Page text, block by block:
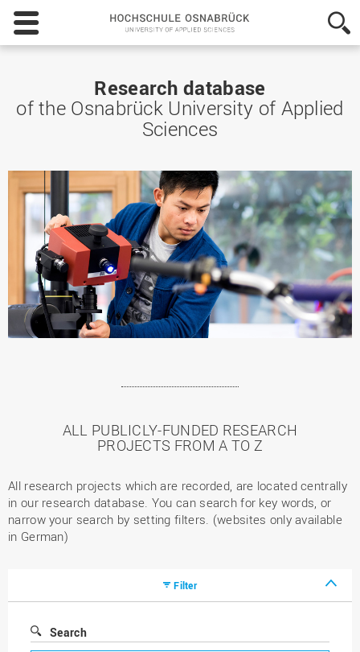
Hochschule
Osnabrück
-
Sciences
Research database
of the Osnabrück University of Applied
Sciences
ALL PUBLICLY-FUNDED RESEARCH
PROJECTS FROM A TO Z
All research projects which are recorded, are located centrally
in our research database. You can search for key words, or
narrow your search by setting filters. (websites only available
in German)
Filter
Search